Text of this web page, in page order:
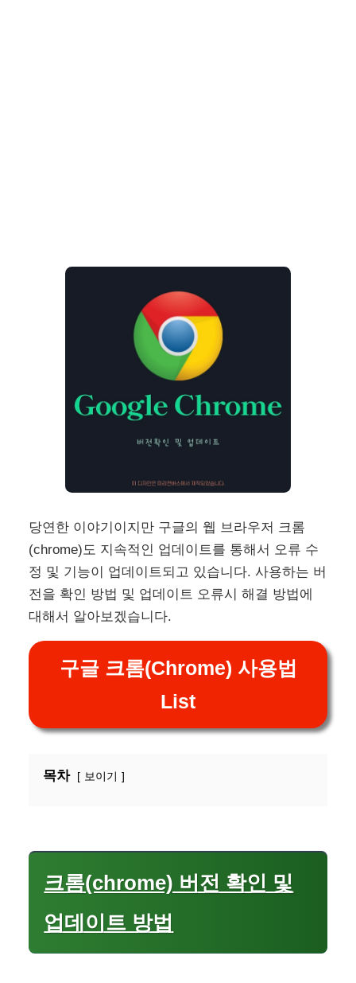
당연한 이야기이지만 구글의 웹 브라우저 크롬
(chrome)도 지속적인 업데이트를 통해서 오류 수
정 및 기능이 업데이트되고 있습니다. 사용하는 버
전을 확인 방법 및 업데이트 오류시 해결 방법에
대해서 알아보겠습니다.
구글 크롬(Chrome) 사용법
List
목차 보이기
크롬(chrome) 버전 확인 및
업데이트 방법